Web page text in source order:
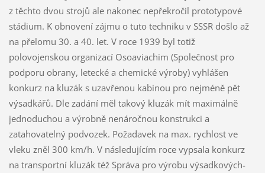
z těchto dvou strojů ale nakonec nepřekročil prototypové
stádium. K obnovení zájmu o tuto techniku v SSSR došlo až
na přelomu 30. a 40. let. V roce 1939 byl totiž
polovojenskou organizací Osoaviachim (Společnost pro
podporu obrany, letecké a chemické výroby) vyhlášen
konkurz na kluzák s uzavřenou kabinou pro nejméně pět
výsadkářů. Dle zadání měl takový kluzák mít maximálně
jednoduchou a výrobně nenáročnou konstrukci a
zatahovatelný podvozek. Požadavek na max. rychlost ve
vleku zněl 300 km/h. V následujícím roce vypsala konkurz
na transportní kluzák též Správa pro výrobu výsadkových-